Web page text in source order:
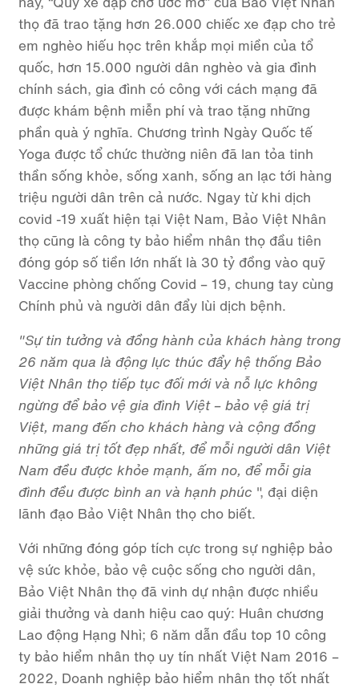
thọ đã trao tặng hơn 26.000 chiếc xe đạp cho trẻ
em nghèo hiếu học trên khắp mọi miền của tổ
quốc, hơn 15.000 người dân nghèo và gia đình
chính sách, gia đình có công với cách mạng đã
được khám bệnh miễn phí và trao tặng những
phần quà ý nghĩa. Chương trình Ngày Quốc tế
Yoga được tổ chức thường niên đã lan tỏa tinh
thần sống khỏe, sống xanh, sống an lạc tới hàng
triệu người dân trên cả nước. Ngay từ khi dịch
covid -19 xuất hiện tại Việt Nam, Bảo Việt Nhân
thọ cũng là công ty bảo hiểm nhân thọ đầu tiên
đóng góp số tiền lớn nhất là 30 tỷ đồng vào quỹ
Vaccine phòng chống Covid – 19, chung tay cùng
Chính phủ và người dân đẩy lùi dịch bệnh.
"Sự tin tưởng và đồng hành của khách hàng trong
26 năm qua là động lực thúc đẩy hệ thống Bảo
Việt Nhân thọ tiếp tục đối mới và nỗ lực không
ngừng để bảo vệ gia đình Việt – bảo vệ giá trị
Việt, mang đến cho khách hàng và cộng đồng
những giá trị tốt đẹp nhất, để mỗi người dân Việt
Nam đều được khỏe mạnh, ấm no, để mỗi gia
đình đều được bình an và hạnh phúc ", đại diện
lãnh đạo Bảo Việt Nhân thọ cho biết.
Với những đóng góp tích cực trong sự nghiệp bảo
vệ sức khỏe, bảo vệ cuộc sống cho người dân,
Bảo Việt Nhân thọ đã vinh dự nhận được nhiều
giải thưởng và danh hiệu cao quý: Huân chương
Lao động Hạng Nhì; 6 năm dẫn đầu top 10 công
ty bảo hiểm nhân thọ uy tín nhất Việt Nam 2016 –
2022, Doanh nghiệp bảo hiểm nhân thọ tốt nhất